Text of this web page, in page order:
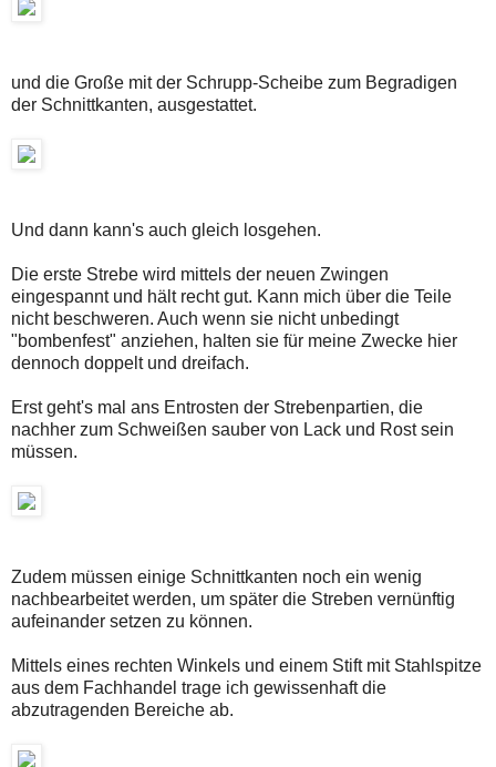
und die Große mit der Schrupp-Scheibe zum Begradigen
der Schnittkanten, ausgestattet.
Und dann kann's auch gleich losgehen.
Die erste Strebe wird mittels der neuen Zwingen
eingespannt und hält recht gut. Kann mich über die Teile
nicht beschweren. Auch wenn sie nicht unbedingt
"bombenfest" anziehen, halten sie für meine Zwecke hier
dennoch doppelt und dreifach.
Erst geht's mal ans Entrosten der Strebenpartien, die
nachher zum Schweißen sauber von Lack und Rost sein
müssen.
Zudem müssen einige Schnittkanten noch ein wenig
nachbearbeitet werden, um später die Streben vernünftig
aufeinander setzen zu können.
Mittels eines rechten Winkels und einem Stift mit Stahlspitze
aus dem Fachhandel trage ich gewissenhaft die
abzutragenden Bereiche ab.